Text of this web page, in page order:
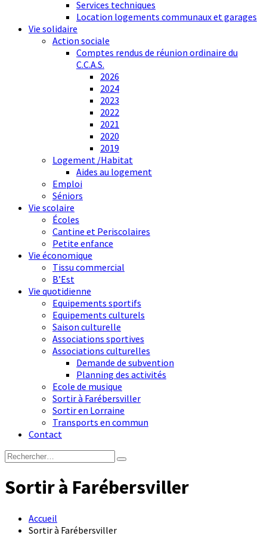
Services techniques
Location logements communaux et garages
Vie solidaire
Action sociale
Comptes rendus de réunion ordinaire du
C.C.A.S.
2026
2024
2023
2022
2021
2020
2019
Logement /Habitat
Aides au logement
Emploi
Séniors
Vie scolaire
Écoles
Cantine et Periscolaires
Petite enfance
Vie économique
Tissu commercial
B’Est
Vie quotidienne
Equipements sportifs
Equipements culturels
Saison culturelle
Associations sportives
Associations culturelles
Demande de subvention
Planning des activités
Ecole de musique
Sortir à Farébersviller
Sortir en Lorraine
Transports en commun
Contact
Sortir à Farébersviller
Accueil
Sortir à Farébersviller